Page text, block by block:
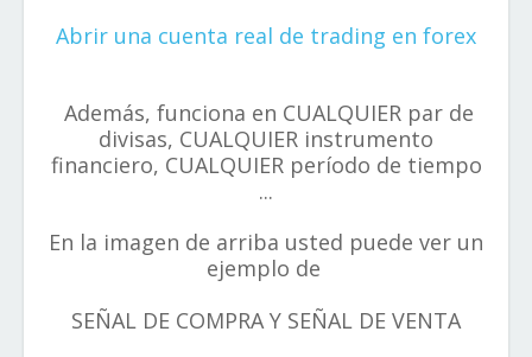
Abrir una cuenta real de trading en forex
Además, funciona en CUALQUIER par de
divisas, CUALQUIER instrumento
financiero, CUALQUIER período de tiempo
...
En la imagen de arriba usted puede ver un
ejemplo de
SEÑAL DE COMPRA Y SEÑAL DE VENTA